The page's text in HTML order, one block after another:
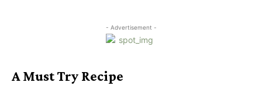
- Advertisement -
A Must Try Recipe